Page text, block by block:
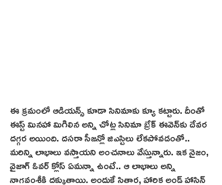
ఈ క్రమంలో ఆడియన్స్ కూడా సినిమాకు క్యూ కట్టారు. దీంతో
ఈస్ట్ మినహా మిగిలిన అన్ని చోట్ల సినిమా బ్రేక్ ఈవెన్‌కు దేవ‌ర‌
దగ్గర అయింది. దసరా సీజన్లో జిఎస్టిలు లేకపోవడంతో..
మరిన్ని లాభాలు వస్తాయని అంచనాలు వేస్తున్నారు. ఇక నైజం,
వైజాగ్ ఓవర్ క్లోస్ ఏమన్నా ఉంటే.. ఆ లాభాలు అన్ని
నాగవంశీకి దక్కుతాయి. అందుకే సితార, హారిక అండ్ హాసిన్